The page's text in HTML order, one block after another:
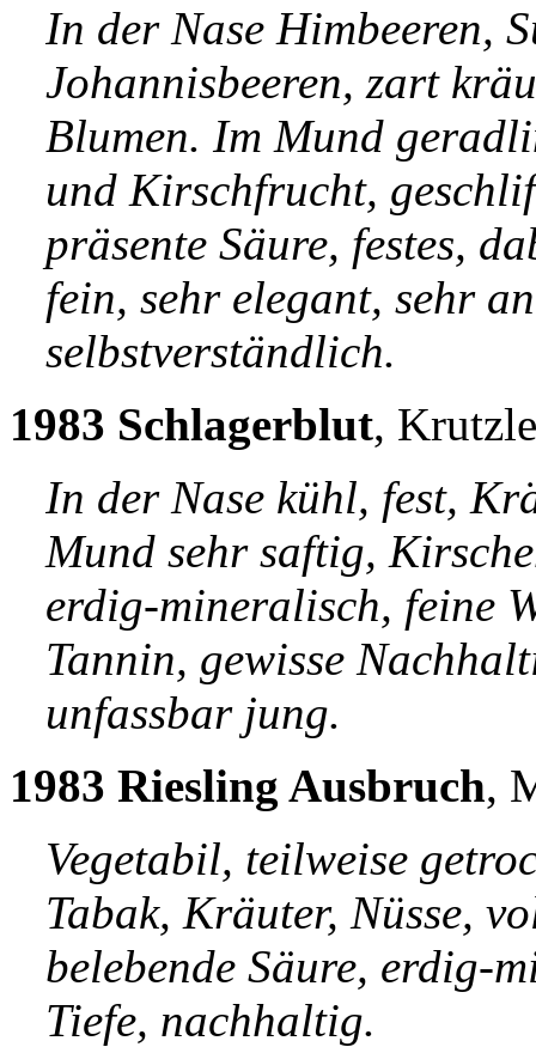
In der Nase Himbeeren,
Johannisbeeren, zart
Blumen. Im Mund
und Kirschfrucht,
präsente Säure, festes,
fein, sehr elegant, sehr
selbstverständlich.
1983 Schlagerblut,
In der Nase kühl, fest,
Mund sehr saftig,
erdig-mineralisch, feine
Tannin, gewisse
unfassbar jung.
1983 Riesling Ausbruch,
Vegetabil, teilweise
Tabak, Kräuter, Nüsse,
belebende Säure, erdig-
Tiefe, nachhaltig.